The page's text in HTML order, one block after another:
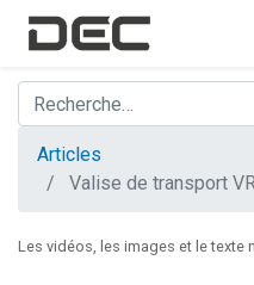
Articles
Valise de transport
Les vidéos, les images et le texte